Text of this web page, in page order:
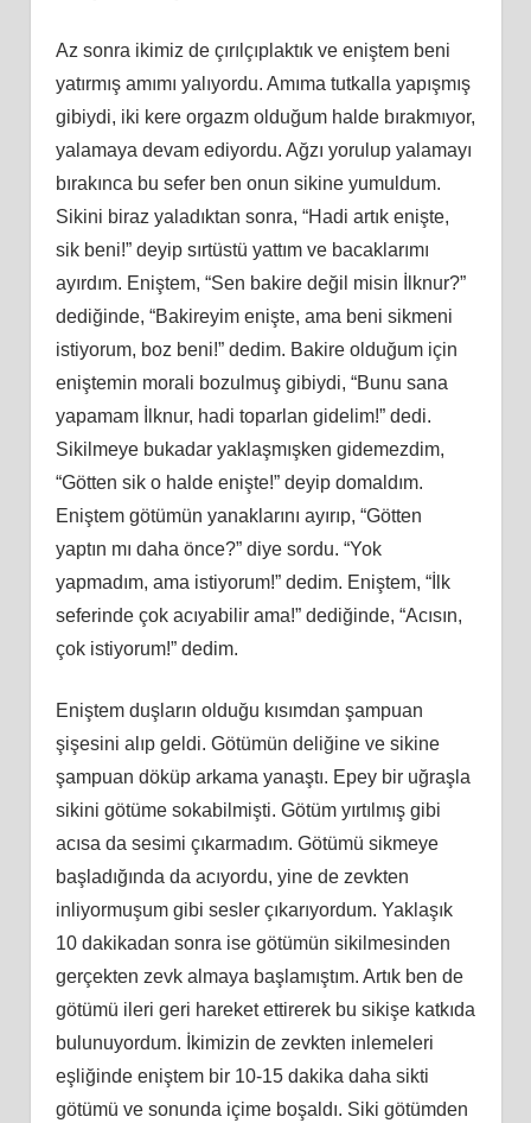
Az sonra ikimiz de çırılçıplaktık ve eniştem beni
yatırmış amımı yalıyordu. Amıma tutkalla yapışmış
gibiydi, iki kere orgazm olduğum halde bırakmıyor,
yalamaya devam ediyordu. Ağzı yorulup yalamayı
bırakınca bu sefer ben onun sikine yumuldum.
Sikini biraz yaladıktan sonra, “Hadi artık enişte,
sik beni!” deyip sırtüstü yattım ve bacaklarımı
ayırdım. Eniştem, “Sen bakire değil misin İlknur?”
dediğinde, “Bakireyim enişte, ama beni sikmeni
istiyorum, boz beni!” dedim. Bakire olduğum için
eniştemin morali bozulmuş gibiydi, “Bunu sana
yapamam İlknur, hadi toparlan gidelim!” dedi.
Sikilmeye bukadar yaklaşmışken gidemezdim,
“Götten sik o halde enişte!” deyip domaldım.
Eniştem götümün yanaklarını ayırıp, “Götten
yaptın mı daha önce?” diye sordu. “Yok
yapmadım, ama istiyorum!” dedim. Eniştem, “İlk
seferinde çok acıyabilir ama!” dediğinde, “Acısın,
çok istiyorum!” dedim.
Eniştem duşların olduğu kısımdan şampuan
şişesini alıp geldi. Götümün deliğine ve sikine
şampuan döküp arkama yanaştı. Epey bir uğraşla
sikini götüme sokabilmişti. Götüm yırtılmış gibi
acısa da sesimi çıkarmadım. Götümü sikmeye
başladığında da acıyordu, yine de zevkten
inliyormuşum gibi sesler çıkarıyordum. Yaklaşık
10 dakikadan sonra ise götümün sikilmesinden
gerçekten zevk almaya başlamıştım. Artık ben de
götümü ileri geri hareket ettirerek bu sikişe katkıda
bulunuyordum. İkimizin de zevkten inlemeleri
eşliğinde eniştem bir 10-15 dakika daha sikti
götümü ve sonunda içime boşaldı. Siki götümden